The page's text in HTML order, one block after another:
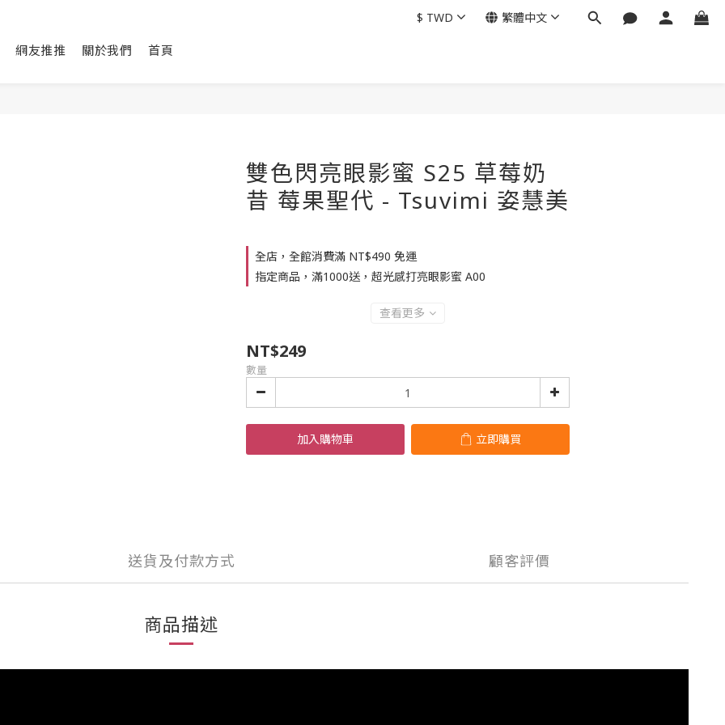
網友推推 關於我們 首頁
$ TWD 繁體中文
雙色閃亮眼影蜜 S25 草莓奶
昔 莓果聖代 - Tsuvimi 姿慧美
全店，全館消費滿 NT$490 免運
指定商品，滿1000送，超光感打亮眼影蜜 A00
查看更多
NT$249
數量
加入購物車 立即購買
送貨及付款方式 顧客評價
商品描述